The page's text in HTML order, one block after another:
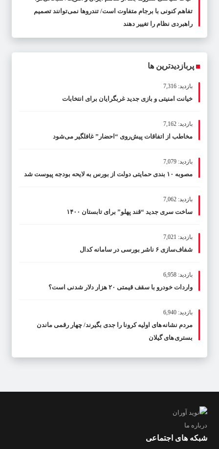
تفاهم کنونی با برجام متفاوت است/ تندروها نمی‌توانند تصمیم
راهبردی نظام را تغییر دهند
پربازدیدترین ها
بازدید: 7,316
خیانت امنیتی و بازی جدید غربگرایان برای انتخابات
بازدید: 7,162
مخاطب از اتفاقات پیش‌روی “احضار” غافلگیر می‌شود
بازدید: 7,079
مصوبه ۱۰ بندی حمایتی دولت از بورس به لایحه بودجه پیوست شد
بازدید: 7,062
ساخت سری جدید “قند پهلو” برای تابستان ۱۴۰۰
بازدید: 7,021
شفاف‌سازی ۶ ناشر بورسی در سامانه کدال
بازدید: 6,958
واردات خودرو با سقف قیمتی ۲۰ هزار دلار شدنی است؟
بازدید: 6,940
مردم نشانه های اولیه کرونا را جدی بگیرند/ چهار رقمی ماندن
بستری های گیلان
درباره ما
شبکه های اجتماعی